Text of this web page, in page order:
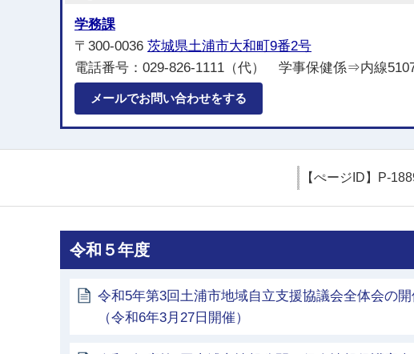
学務課
〒300-0036 茨城県土浦市大和町9番2号
電話番号：029-826-1111（代） 学事保健係⇒内線
メールでお問い合わせをする
【ぺージID】 P-
令和５年度
令和5年第3回土浦市地域自立支援協議会全体会の
（令和6年3月27日開催）